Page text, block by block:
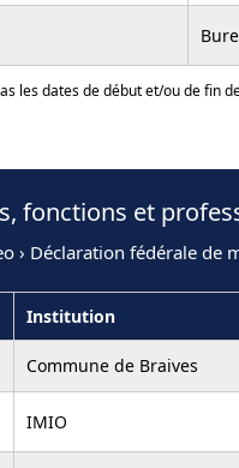
les dates de début et/ou de fin
fonctions et
› Déclaration fédérale de
Institution
Commune de Braives
IMIO